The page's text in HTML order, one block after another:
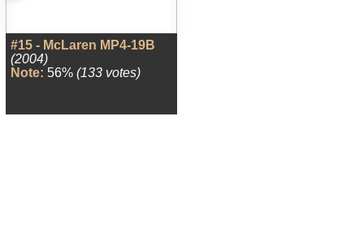
#15 - McLaren MP4-19B
(2004)
Note: 56% (133 votes)